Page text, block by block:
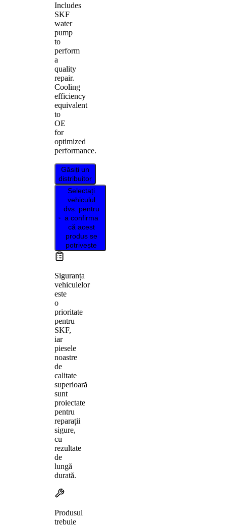
Includes
SKF
water
pump
to
perform
a
quality
repair.
Cooling
efficiency
equivalent
to
OE
for
optimized
performance.
Găsiți un
distribuitor
Selectați
vehiculul
dvs. pentru
a confirma
că acest
produs se
potrivește
Siguranța
vehiculelor
este
o
prioritate
pentru
SKF,
iar
piesele
noastre
de
calitate
superioară
sunt
proiectate
pentru
reparații
sigure,
cu
rezultate
de
lungă
durată.
Produsul
trebuie